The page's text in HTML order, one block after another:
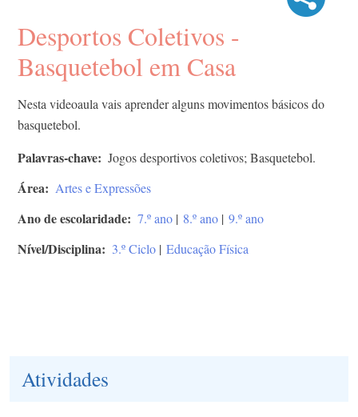
Desportos Coletivos -
Basquetebol em Casa
Nesta videoaula vais aprender alguns movimentos básicos do
basquetebol.
Palavras-chave Jogos desportivos coletivos; Basquetebol.
Área Artes e Expressões
Ano de escolaridade 7.º ano | 8.º ano | 9.º ano
Nível/Disciplina 3.º Ciclo | Educação Física
Atividades